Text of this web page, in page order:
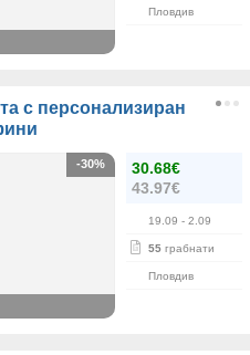
Пловдив
с персонализиран
30.68€
43.97€
19.09 - 2.09
55 грабнати
Пловдив
-30%